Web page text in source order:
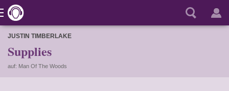
JUSTIN TIMBERLAKE
Supplies
auf: Man Of The Woods